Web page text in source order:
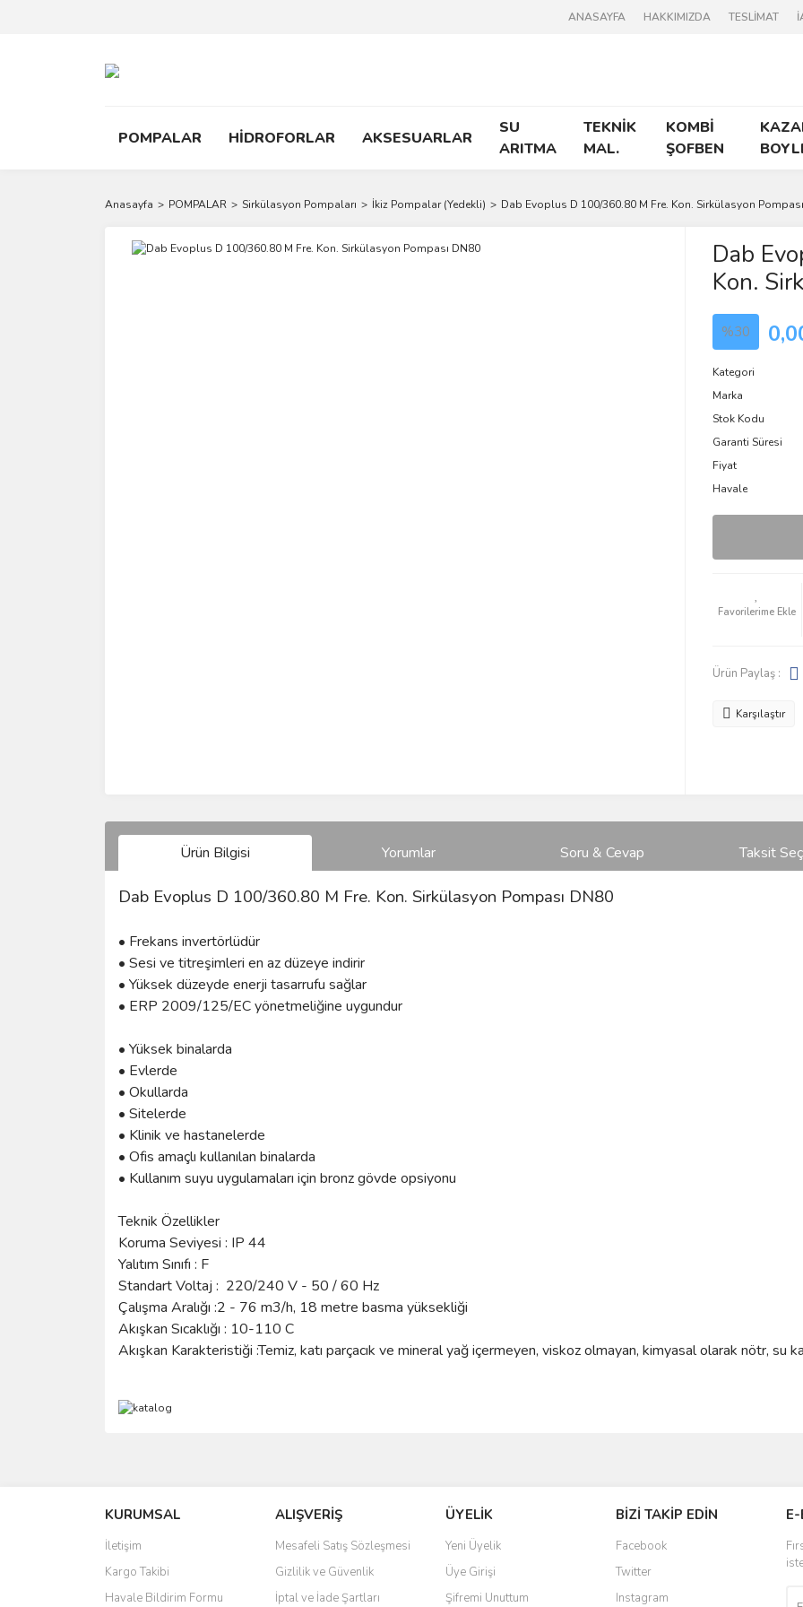
ANASAYFA HAKKIMIZDA TESLİMAT
POMPALAR HİDROFORLAR AKSESUARLAR
SU
ARITMA
TEKNİK
MAL.
KOMBİ
ŞOFBEN
Anasayfa POMPALAR Sirkülasyon Pompaları İkiz Pompalar (Yedekli) Dab Evoplus D 100/360.80 M Fre. Kon. Sirkülasyon
Dab
Kon.
%30
Kategori
Marka
Stok Kodu
Garanti Süresi
Fiyat
Havale
Ürün Paylaş :
Karşılaştır
Ürün Bilgisi Yorumlar Soru & Cevap Taksit
Dab Evoplus D 100/360.80 M Fre. Kon. Sirkülasyon Pompası DN80
• Frekans invertörlüdür
• Sesi ve titreşimleri en az düzeye indirir
• Yüksek düzeyde enerji tasarrufu sağlar
• ERP 2009/125/EC yönetmeliğine uygundur
• Yüksek binalarda
• Evlerde
• Okullarda
• Sitelerde
• Klinik ve hastanelerde
• Ofis amaçlı kullanılan binalarda
• Kullanım suyu uygulamaları için bronz gövde opsiyonu
Teknik Özellikler
Koruma Seviyesi : IP 44
Yalıtım Sınıfı : F
Standart Voltaj : 220/240 V - 50 / 60 Hz
Çalışma Aralığı :2 - 76 m3/h, 18 metre basma yüksekliği
Akışkan Sıcaklığı : 10-110 C
Akışkan Karakteristiği :Temiz, katı parçacık ve mineral yağ içermeyen, viskoz olmayan, kimyasal olarak nötr, su
Ürün resmi kalitesiz, bozuk veya görüntülenemiyor.
Ürün açıklamasında eksik bilgiler bulunuyor.
Ürün bilgilerinde hatalar bulunuyor.
Ürün fiyatı diğer sitelerden daha pahalı.
KURUMSAL
İletişim
Kargo Takibi
Havale Bildirim Formu
ALIŞVERİŞ
Mesafeli Satış Sözleşmesi
Gizlilik ve Güvenlik
İptal ve İade Şartları
ÜYELİK
Yeni Üyelik
Üye Girişi
Şifremi Unuttum
BİZİ TAKİP EDİN
Facebook
Twitter
Instagram